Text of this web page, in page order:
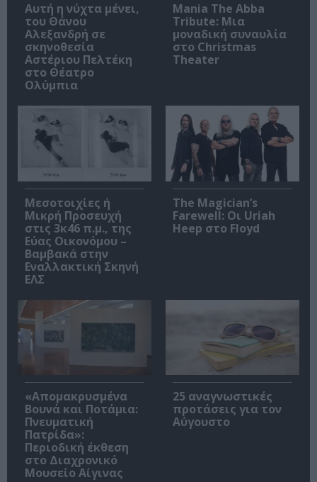
Αυτή η νύχτα μένει,
του Θάνου
Αλεξανδρή σε
σκηνοθεσία
Αστέριου Πελτέκη
στο Θέατρο
Ολύμπια
Mania The Abba
Tribute: Μια
μοναδική συναυλία
στο Christmas
Theater
Μεσοτοιχίες ή
Μικρή Προσευχή
στις 3κ46 π.μ., της
Εύας Οικονόμου –
Βαμβακά στην
Εναλλακτική Σκηνή
ΕΛΣ
The Magician’s
Farewell: Οι Uriah
Heep στο Floyd
«Απομακρυσμένα
Βουνά και Ποτάμια:
Πνευματική
Πατρίδα»:
Περιοδική έκθεση
στο Διαχρονικό
Μουσείο Αίγινας
25 αναγνωστικές
προτάσεις για τον
Αύγουστο